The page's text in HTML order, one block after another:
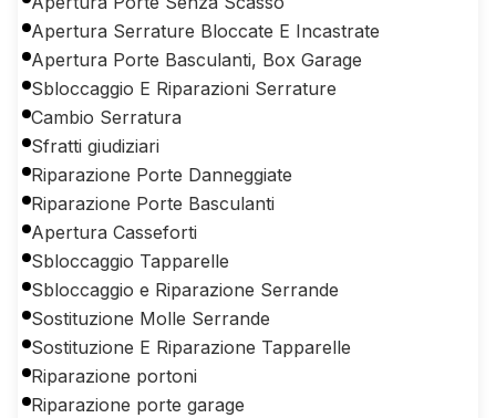
Apertura Serrature Bloccate E Incastrate
Apertura Porte Basculanti, Box Garage
Sbloccaggio E Riparazioni Serrature
Cambio Serratura
Sfratti giudiziari
Riparazione Porte Danneggiate
Riparazione Porte Basculanti
Apertura Casseforti
Sbloccaggio Tapparelle
Sbloccaggio e Riparazione Serrande
Sostituzione Molle Serrande
Sostituzione E Riparazione Tapparelle
Riparazione portoni
Riparazione porte garage